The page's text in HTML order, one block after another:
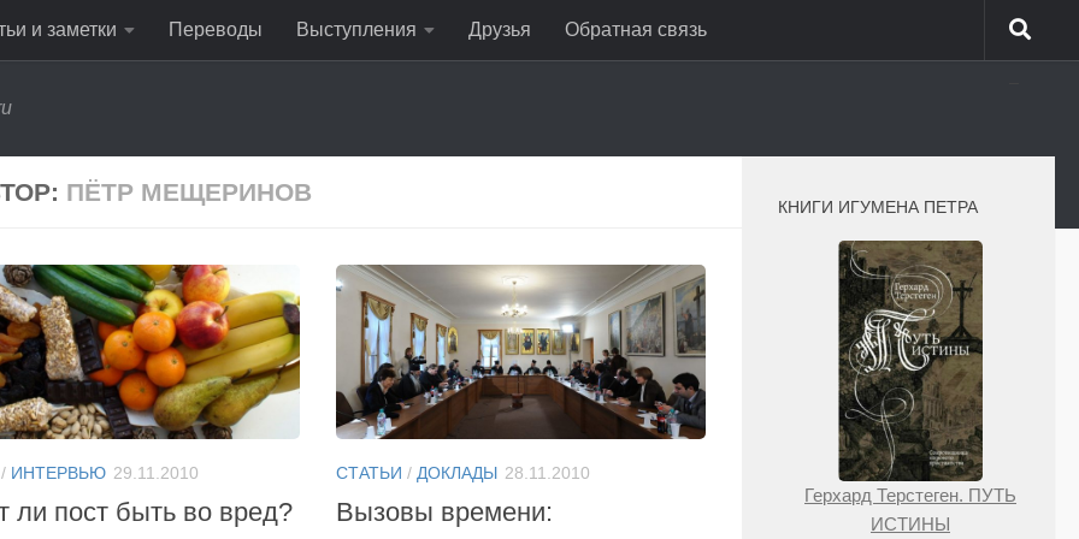
и заметки Переводы Выступления Друзья Обратная связь
ПЁТР МЕЩЕРИНОВ
/ ИНТЕРВЬЮ 29.11.2010
ли пост быть во вред?
СТАТЬИ / ДОКЛАДЫ 28.11.2010
Вызовы времени:
КНИГИ ИГУМЕНА ПЕТРА
Герхард Терстеген. ПУТЬ
ИСТИНЫ